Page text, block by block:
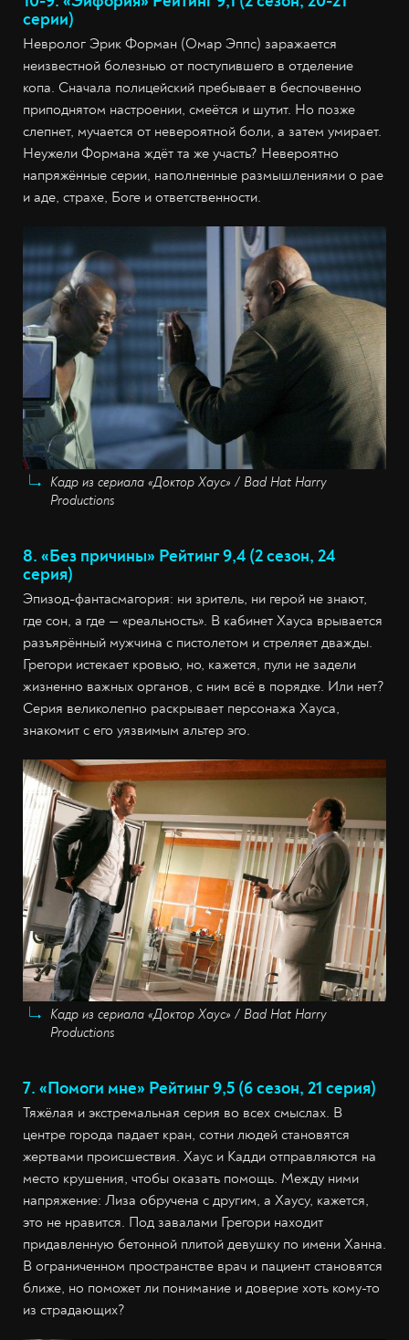
серии)
Невролог Эрик Форман (Омар Эппс) заражается
неизвестной болезнью от поступившего в отделение
копа. Сначала полицейский пребывает в беспочвенно
приподнятом настроении, смеётся и шутит. Но позже
слепнет, мучается от невероятной боли, а затем умирает.
Неужели Формана ждёт та же участь? Невероятно
напряжённые серии, наполненные размышлениями о рае
и аде, страхе, Боге и ответственности.
Кадр из сериала «Доктор Хаус» / Bad Hat Harry
Productions
8. «Без причины» Рейтинг 9,4 (2 сезон, 24
серия)
Эпизод-фантасмагория: ни зритель, ни герой не знают,
где сон, а где — «реальность». В кабинет Хауса врывается
разъярённый мужчина с пистолетом и стреляет дважды.
Грегори истекает кровью, но, кажется, пули не задели
жизненно важных органов, с ним всё в порядке. Или нет?
Серия великолепно раскрывает персонажа Хауса,
знакомит с его уязвимым альтер эго.
Кадр из сериала «Доктор Хаус» / Bad Hat Harry
Productions
7. «Помоги мне» Рейтинг 9,5 (6 сезон, 21 серия)
Тяжёлая и экстремальная серия во всех смыслах. В
центре города падает кран, сотни людей становятся
жертвами происшествия. Хаус и Кадди отправляются на
место крушения, чтобы оказать помощь. Между ними
напряжение: Лиза обручена с другим, а Хаусу, кажется,
это не нравится. Под завалами Грегори находит
придавленную бетонной плитой девушку по имени Ханна.
В ограниченном пространстве врач и пациент становятся
ближе, но поможет ли понимание и доверие хоть кому-то
из страдающих?